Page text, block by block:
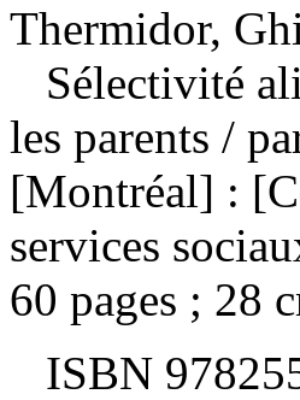
Thermidor,
Sélectivité
les parents /
[Montréal] :
services
60 pages ; 28
ISBN